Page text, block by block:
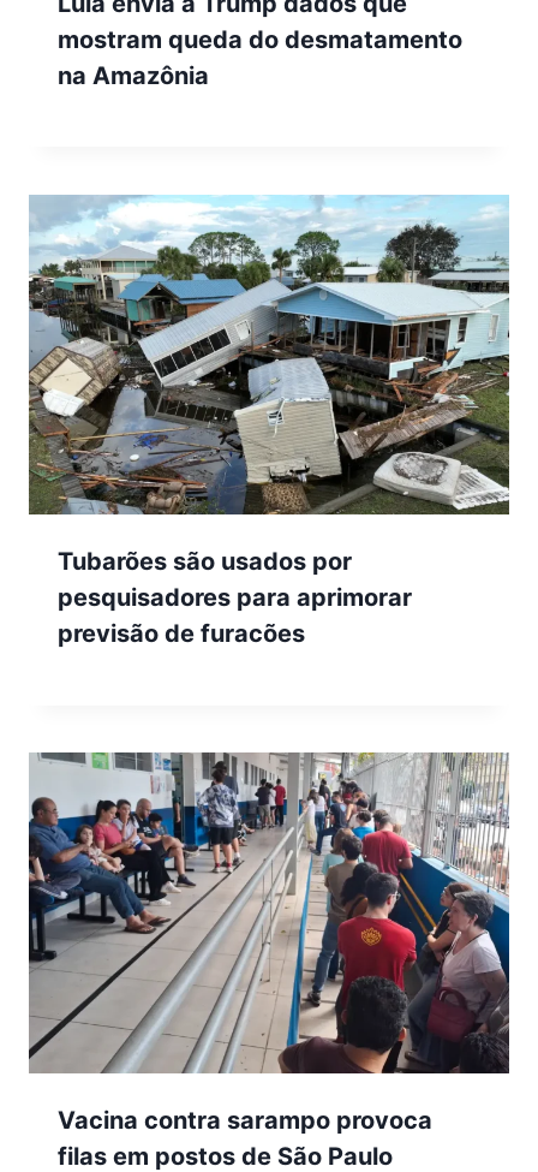
mostram queda do desmatamento
na Amazônia
Tubarões são usados por
pesquisadores para aprimorar
previsão de furacões
Vacina contra sarampo provoca
filas em postos de São Paulo